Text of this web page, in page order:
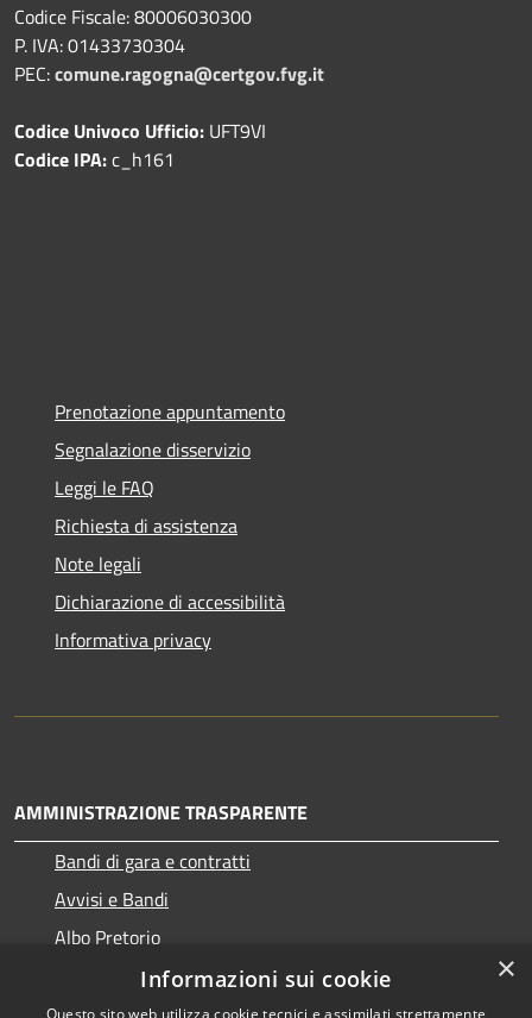
Codice Fiscale: 80006030300
P. IVA: 01433730304
PEC:comune.ragogna@certgov.fvg.it
Codice Univoco Ufficio: UFT9VI
Codice IPA:c_h161
Prenotazione appuntamento
Segnalazione disservizio
Leggi le FAQ
Richiesta di assistenza
Note legali
Dichiarazione di accessibilità
Informativa privacy
AMMINISTRAZIONE TRASPARENTE
Bandi di gara e contratti
Avvisi e Bandi
Albo Pretorio
×
Informazioni sui cookie
Questo sito web utilizza cookie tecnici e assimilati strettamente